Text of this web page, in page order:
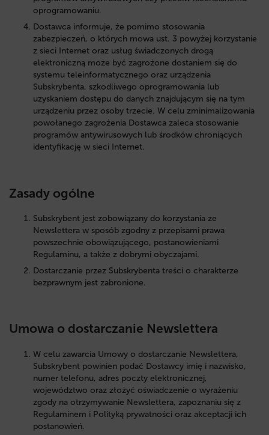
oprogramowaniu.
Dostawca informuje, że pomimo stosowania
zabezpieczeń, o których mowa ust. 3 powyżej korzystanie
z sieci Internet oraz usług świadczonych drogą
elektroniczną może być zagrożone dostaniem się do
systemu teleinformatycznego oraz urządzenia
Subskrybenta, szkodliwego oprogramowania lub
uzyskaniem dostępu do danych znajdującym się na tym
urządzeniu przez osoby trzecie. W celu zminimalizowania
powołanego zagrożenia Dostawca zaleca stosowanie
programów antywirusowych lub środków chroniących
identyfikację w sieci Internet.
Zasady ogólne
Subskrybent jest zobowiązany do korzystania ze
Newslettera w sposób zgodny z przepisami prawa
powszechnie obowiązującego, postanowieniami
Regulaminu, a także z dobrymi obyczajami.
Dostarczanie przez Subskrybenta treści o charakterze
bezprawnym jest zabronione.
Umowa o dostarczanie Newslettera
W celu zawarcia Umowy o dostarczanie Newslettera,
Subskrybent powinien podać Dostawcy imię i nazwisko,
numer telefonu, adres poczty elektronicznej,
województwo oraz złożyć oświadczenie o wyrażeniu
zgody na otrzymywanie Newslettera, zapoznaniu się z
Regulaminem i Polityką prywatności oraz akceptacji ich
postanowień.